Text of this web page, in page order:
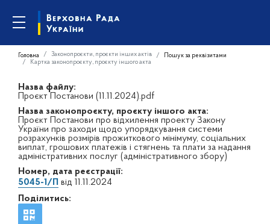
Головна Законопроєкти, проєкти інших актів
Пошук за реквізитами
Картка законопроєкту, проєкту іншого акта
Назва файлу:
Проєкт Постанови (11.11.2024).pdf
Назва законопроєкту, проєкту іншого акта:
Проєкт Постанови про відхилення проекту Закону
України про заходи щодо упорядкування системи
розрахунків розмірів прожиткового мінімуму, соціальних
виплат, грошових платежів і стягнень та плати за надання
адміністративних послуг (адміністративного збору)
Номер, дата реєстрації:
5045-1/П від 11.11.2024
Поділитись: